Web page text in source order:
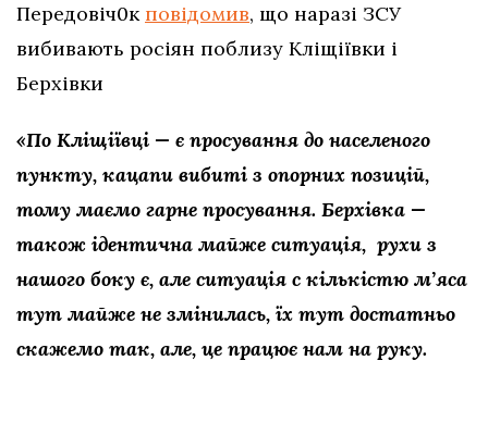
Передовіч0к повідомив, що наразі ЗСУ
вибивають росіян поблизу Кліщіївки і
Берхівки
«По Кліщіївці — є просування до населеного
пункту, кацапи вибиті з опорних позицій,
тому маємо гарне просування. Берхівка —
також ідентична майже ситуація, рухи з
нашого боку є, але ситуація с кількістю м’яса
тут майже не змінилась, їх тут достатньо
скажемо так, але, це працює нам на руку.